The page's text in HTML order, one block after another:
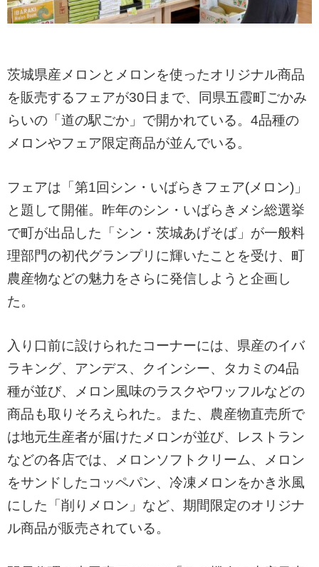
茨城県産メロンとメロンを使ったオリジナル商品
を販売するフェアが30日まで、同県五霞町ごかみ
らいの「道の駅ごか」で開かれている。4品種の
メロンやフェア限定商品が並んでいる。
フェアは「第1回シン・いばらきフェア(メロン)」
と題して開催。昨年のシン・いばらきメシ総選挙
で町が出品した「シン・茨城あげそば」が一般料
理部門の初代グランプリに輝いたことを受け、町
農産物などの魅力をさらに発信しようと企画し
た。
入り口前に設けられたコーナーには、県産のイバ
ラキング、アンデス、クインシー、タカミの4品
種が並び、メロン風味のラスクやワッフルなどの
商品も取りそろえられた。また、農産物直売所で
は地元生産者が届けたメロンが並び、レストラン
などの各店では、メロンソフトクリーム、メロン
をサンドしたコッペパン、冷凍メロンをかき氷風
にした「削りメロン」など、期間限定のオリジナ
ル商品が販売されている。